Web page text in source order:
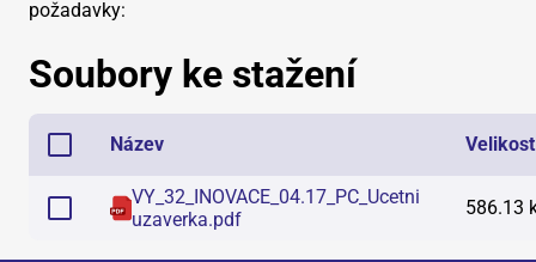
požadavky:
Soubory ke stažení
Název Velikost
VY_32_INOVACE_04.17_PC_Ucetni
uzaverka.pdf
586.13